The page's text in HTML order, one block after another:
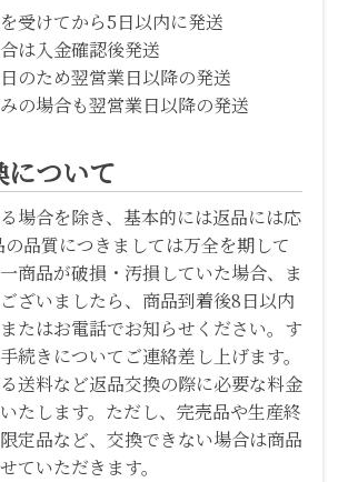
受けてから5日以内に発送
は入金確認後発送
のため翌営業日以降の発送
の場合も翌営業日以降の発送
ついて
場合を除き、基本的には返品には応
品質につきましては万全を期して
商品が破損・汚損していた場合、ま
ざいましたら、商品到着後8日以内
たはお電話でお知らせください。す
続きについてご連絡差し上げます。
送料など返品交換の際に必要な料金
たします。ただし、完売品や生産終
定品など、交換できない場合は商品
ていただきます。